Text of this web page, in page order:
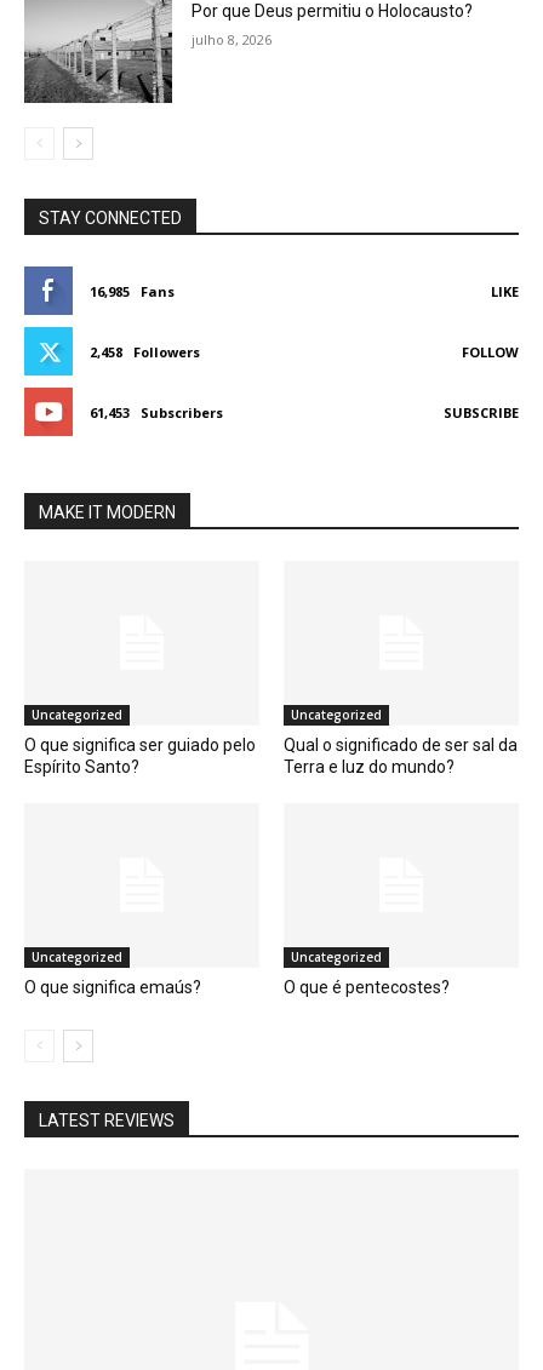
Por que Deus permitiu o Holocausto?
julho 8, 2026
STAY CONNECTED
16,985 Fans LIKE
2,458 Followers FOLLOW
61,453 Subscribers SUBSCRIBE
MAKE IT MODERN
Uncategorized
O que significa ser guiado pelo
Espírito Santo?
Uncategorized
Qual o significado de ser sal da
Terra e luz do mundo?
Uncategorized
O que significa emaús?
Uncategorized
O que é pentecostes?
LATEST REVIEWS